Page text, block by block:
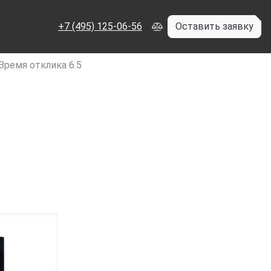
+7 (495) 125-06-56 Оставить заявку
отклика 6.5